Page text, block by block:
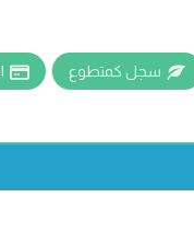
سجل كمتطوع